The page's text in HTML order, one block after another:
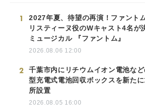
1
2027年夏、待望の再演！ファント
リスティーヌ役のWキャスト4名が
ミュージカル 『ファントム』
2026.08.06 12:00
2
千葉市内にリチウムイオン電池な
型充電式電池回収ボックスを新た
所設置
2026.08.05 16:00